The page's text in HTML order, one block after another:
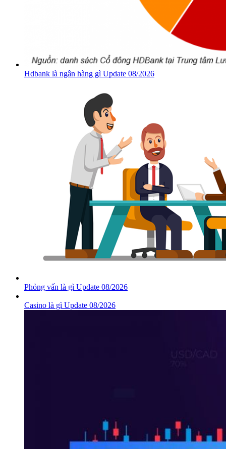
Hdbank là ngân hàng gì Update 08/2026
Phỏng vấn là gì Update 08/2026
Casino là gì Update 08/2026